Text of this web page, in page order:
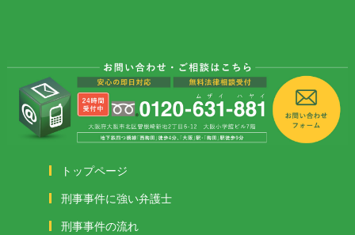
トップページ
刑事事件に強い弁護士
刑事事件の流れ